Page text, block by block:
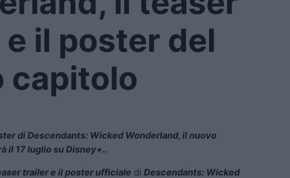
il poster del
capitolo
di Descendants: Wicked Wonderland, il nuovo
il 17 luglio su Disney+..
trailer e il poster ufficiale di Descendants: Wicked